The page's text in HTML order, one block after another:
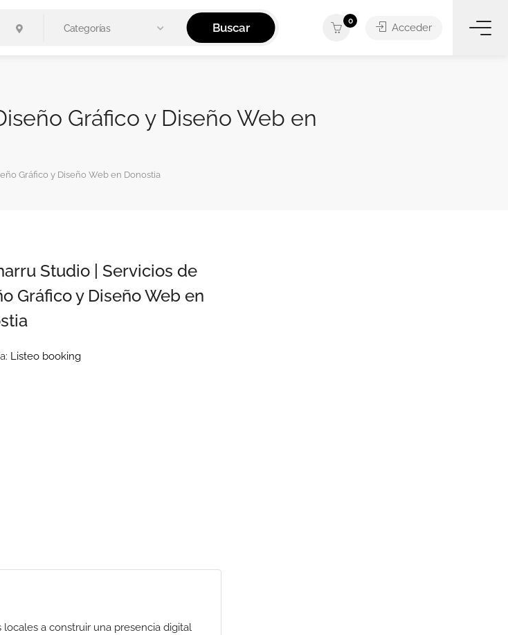
Categorías Buscar 0
Acceder
Gráfico y Diseño Web en
Gráfico y Diseño Web en Donostia
Studio | Servicios de
Gráfico y Diseño Web en
Listeo booking
a construir una presencia digital